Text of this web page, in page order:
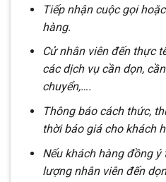
Tiếp nhận cuộc gọi
hàng.
Cử nhân viên đến thực
các dịch vụ cần dọn,
chuyển,….
Thông báo cách thức,
thời báo giá cho khách
Nếu khách hàng đồng
lượng nhân viên đến